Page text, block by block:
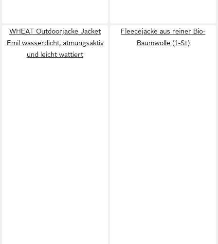
WHEAT Outdoorjacke Jacket
Emil wasserdicht, atmungsaktiv
und leicht wattiert
Fleecejacke aus reiner Bio-
Baumwolle (1-St)